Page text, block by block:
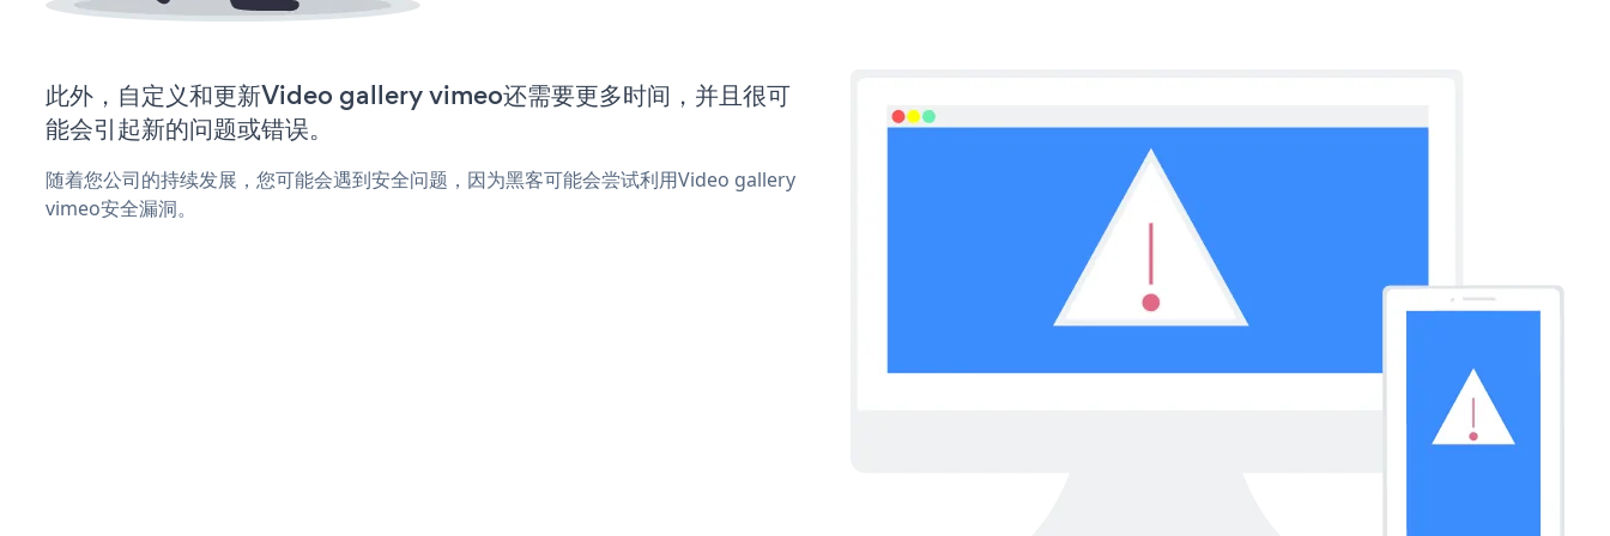
此外，自定义和更新Video gallery vimeo还需要更多时间，并且很可
能会引起新的问题或错误。
随着您公司的持续发展，您可能会遇到安全问题，因为黑客可能会尝试利用Video gallery
vimeo安全漏洞。